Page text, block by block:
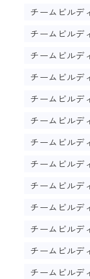
チームビルデ
チームビルデ
チームビルデ
チームビルデ
チームビルデ
チームビルデ
チームビルデ
チームビルデ
チームビルデ
チームビルデ
チームビルデ
チームビルデ
チームビルデ